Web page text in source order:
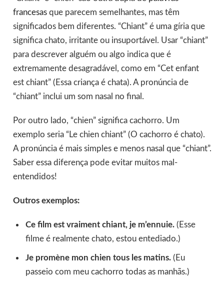
francesasque parecem semelhantes, mas têm
significados bem diferentes. “Chiant” é uma gíria que
significa chato, irritante ou insuportável. Usar “chiant”
para descrever alguém ou algo indica que é
extremamente desagradável, como em “Cet enfant
est chiant” (Essa criança é chata). A pronúncia de
“chiant” inclui um som nasal no final.
Por outro lado, “chien” significa cachorro. Um
exemplo seria “Le chien chiant” (O cachorro é chato).
A pronúncia é mais simples e menos nasal que “chiant”.
Saber essa diferença pode evitar muitos mal-
entendidos!
Outros exemplos:
Ce film est vraiment chiant, je m’ennuie.(Esse
filme é realmente chato, estou entediado.)
Je promène mon chien tous les matins.(Eu
passeio com meu cachorro todas as manhãs.)